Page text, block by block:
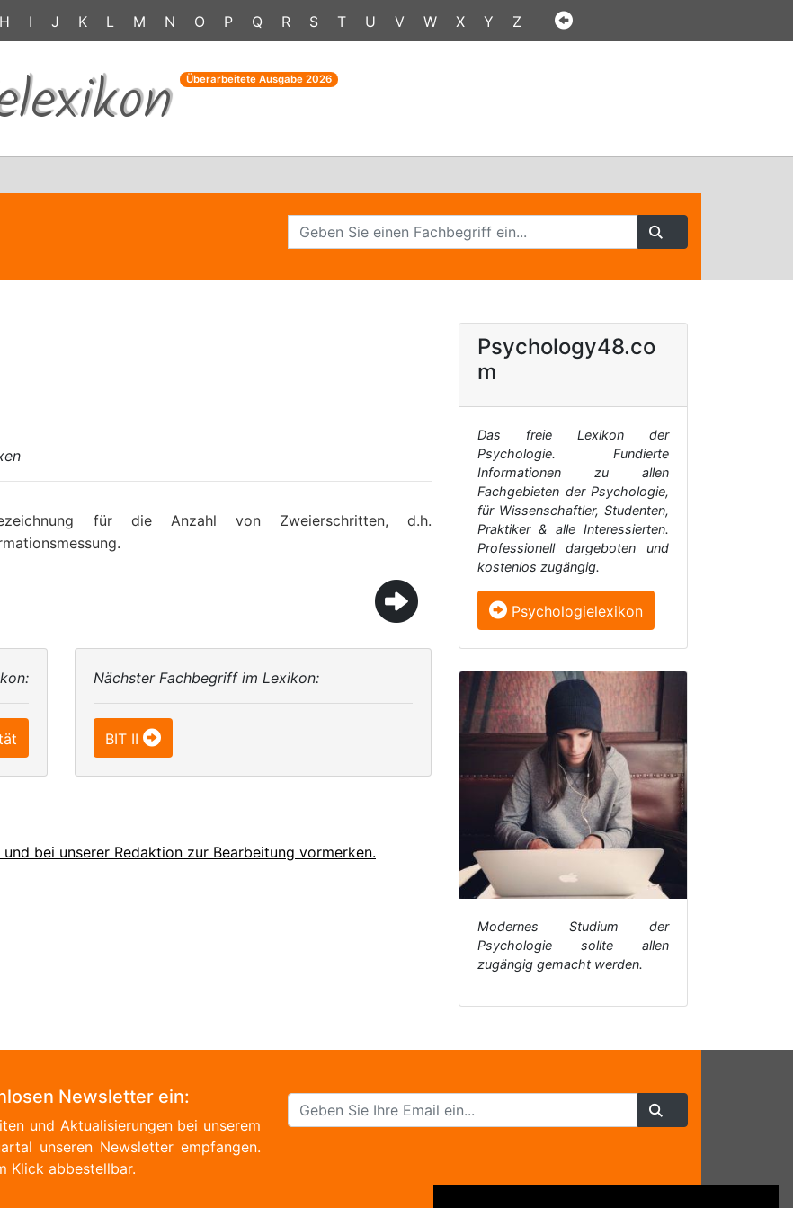
H I J K L M N O P Q R S T U V W X Y Z
Überarbeitete Ausgabe 2026
für die Anzahl von Zweierschritten, d.h.
Nächster Fachbegriff im Lexikon:
BIT II
bei unserer Redaktion zur Bearbeitung vormerken.
Psychology48.co
m
Das freie Lexikon der
Psychologie. Fundierte
Informationen zu allen
Fachgebieten der Psychologie,
für Wissenschaftler, Studenten,
Praktiker & alle Interessierten.
Professionell dargeboten und
kostenlos zugängig.
Psychologielexikon
Modernes Studium der
Psychologie sollte allen
zugängig gemacht werden.
Newsletter ein:
und Aktualisierungen bei unserem
unseren Newsletter empfangen.
Klick abbestellbar.